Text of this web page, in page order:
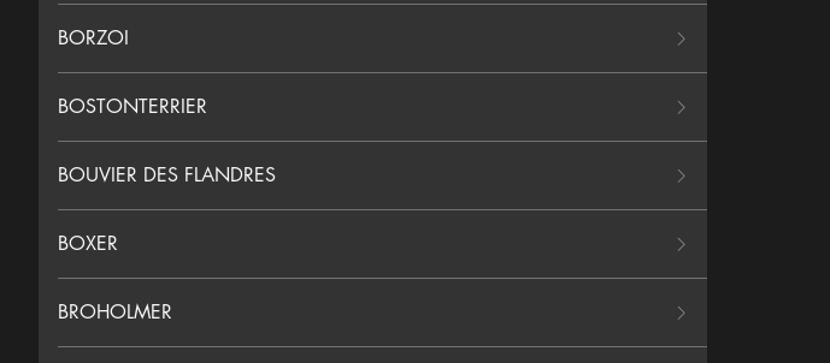
BORZOI
BOSTONTERRIER
BOUVIER DES FLANDRES
BOXER
BROHOLMER